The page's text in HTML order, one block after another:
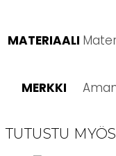
MATERIAALI
MERKKI
TUTUSTU MYÖS